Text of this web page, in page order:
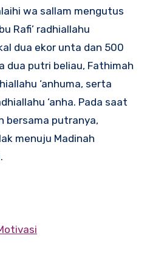
wa sallam mengutus
Rafi’ radhiallahu
dua ekor unta dan 500
dua putri beliau, Fathimah
‘anhuma, serta
‘anha. Pada saat
bersama putranya,
menuju Madinah